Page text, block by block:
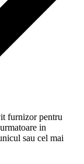
furnizor pentru
in
sau cel mai